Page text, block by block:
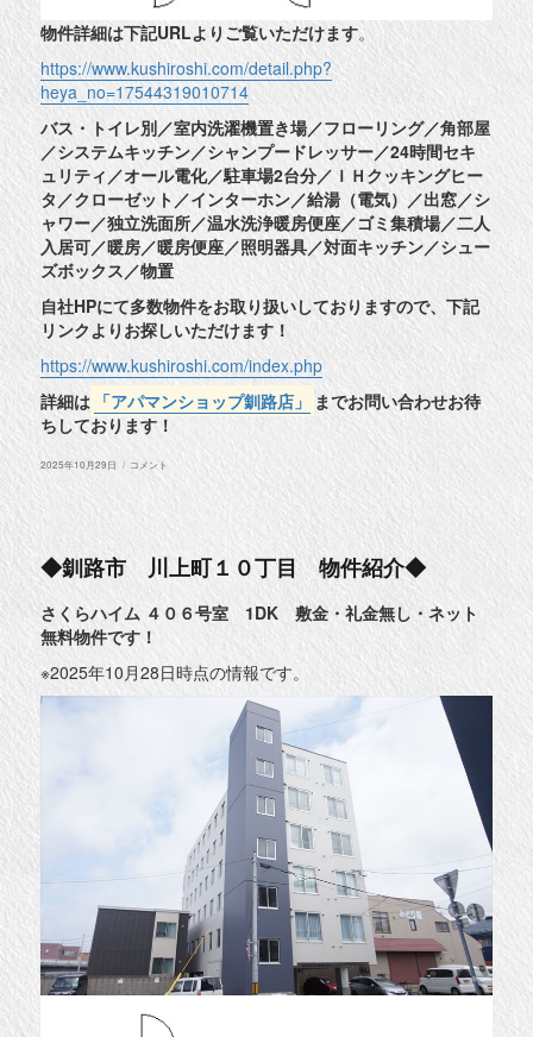
物件詳細は下記URLよりご覧いただけます。
https://www.kushiroshi.com/detail.php?
heya_no=17544319010714
バス・トイレ別／室内洗濯機置き場／フローリング／角部屋
／システムキッチン／シャンプードレッサー／24時間セキ
ュリティ／オール電化／駐車場2台分／ＩＨクッキングヒー
タ／クローゼット／インターホン／給湯（電気）／出窓／シ
ャワー／独立洗面所／温水洗浄暖房便座／ゴミ集積場／二人
入居可／暖房／暖房便座／照明器具／対面キッチン／シュー
ズボックス／物置
自社HPにて多数物件をお取り扱いしておりますので、下記
リンクよりお探しいただけます！
https://www.kushiroshi.com/index.php
詳細は 「アパマンショップ釧路店」
までお問い合わせお待
ちしております！
投
2025年10月29日
◆
物
件
紹
介
◆
コメント
◆釧路市 川上町１０丁目 物件紹介◆
さくらハイム ４０６号室 1DK 敷金・礼金無し・ネット
無料物件です！
※2025年10月28日時点の情報です。